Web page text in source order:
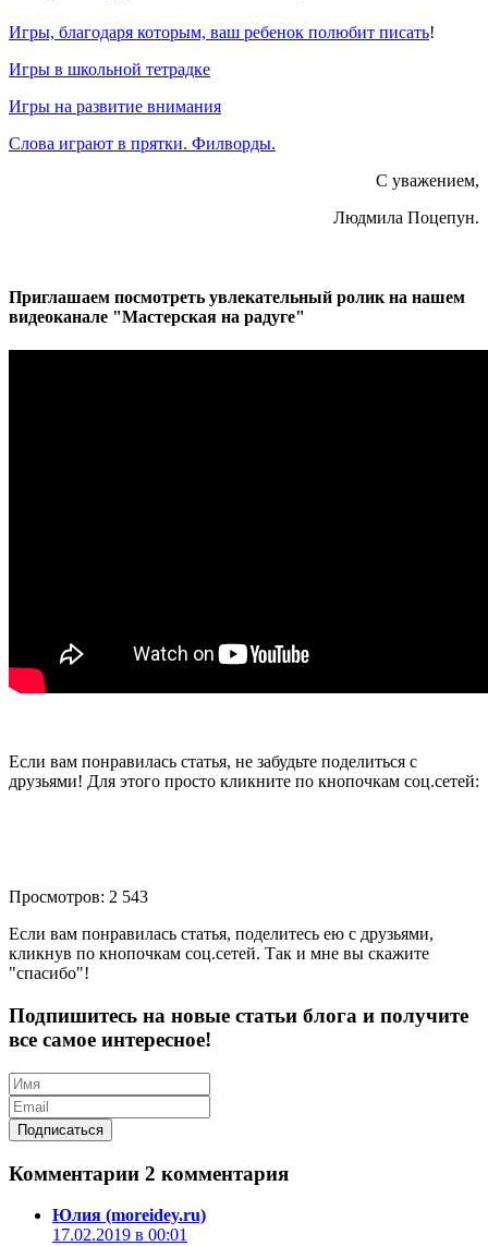
Игры, благодаря которым, ваш ребенок полюбит писать!
Игры в школьной тетрадке
Игры на развитие внимания
Слова играют в прятки. Филворды.
С уважением,
Людмила Поцепун.
Приглашаем посмотреть увлекательный ролик на нашем
видеоканале "Мастерская на радуге"
Если вам понравилась статья, не забудьте поделиться с
друзьями! Для этого просто кликните по кнопочкам соц.сетей:
Просмотров: 2 543
Если вам понравилась статья, поделитесь ею с друзьями,
кликнув по кнопочкам соц.сетей. Так и мне вы скажите
"спасибо"!
Подпишитесь на новые статьи блога и получите
все самое интересное!
Комментарии 2 комментария
Юлия (moreidey.ru)
17.02.2019 в 00:01